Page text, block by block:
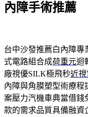
內障手術推薦
台中沙發推薦白內障專
式電路組合成荷重元迴
廠視優SILK極飛秒近
內障與角膜塑型術療程
案壓力汽機車典當借錢
款的需求品質具備融資